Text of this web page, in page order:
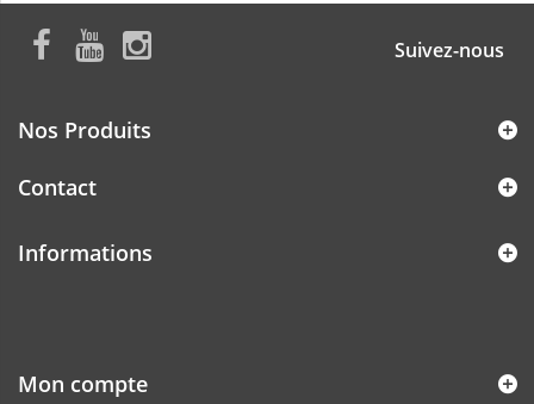
Suivez-nous
Nos Produits
Contact
Informations
Mon compte